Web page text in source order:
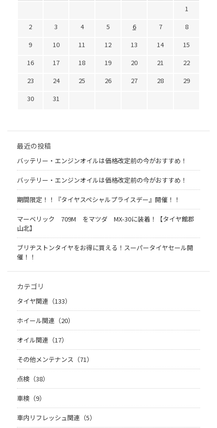
1
2
3 4 5 6 7
8
9
10 11 12 13 14
15
16
17 18 19 20 21
22
23
24 25 26 27 28
29
30
31
最近の投稿
バッテリー・エンジンオイルは価格改定前の今がおすすめ！
バッテリー・エンジンオイルは価格改定前の今がおすすめ！
期間限定！！『タイヤスペシャルプライスデー』開催！！
マーベリック 709M をマツダ MX-30に装着！【タイヤ館郡
山北】
ブリヂストンタイヤをお得に買える！スーパータイヤセール開
催！！
カテゴリ
タイヤ関連（133）
ホイール関連（20）
オイル関連（17）
その他メンテナンス（71）
点検（38）
車検（9）
車内リフレッシュ関連（5）